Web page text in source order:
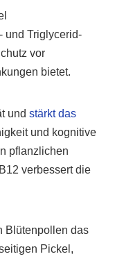
und Triglycerid-
vor
bietet.
und stärkt das
und kognitive
pflanzlichen
verbessert die
Blütenpollen das
Pickel,